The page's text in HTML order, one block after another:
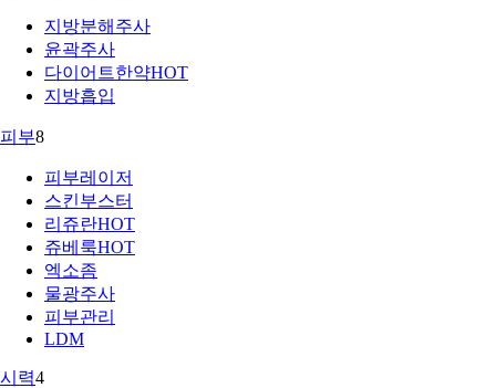
지방분해주사
윤곽주사
다이어트한약HOT
지방흡입
피부8
피부레이저
스킨부스터
리쥬란HOT
쥬베룩HOT
엑소좀
물광주사
피부관리
LDM
시력4